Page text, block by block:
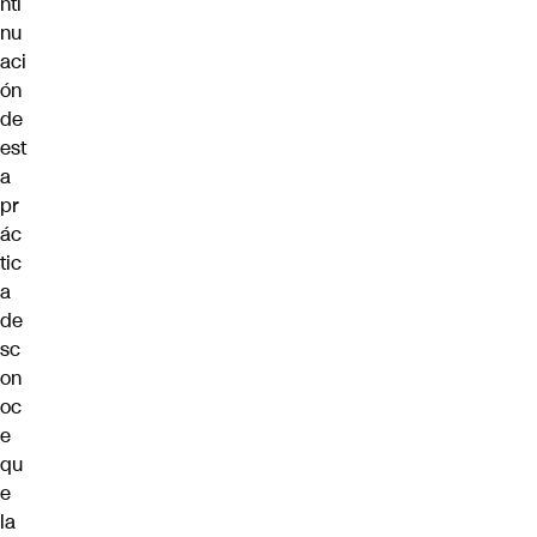
nu
aci
ón
de
est
a
pr
ác
tic
a
de
sc
on
oc
e
qu
e
la